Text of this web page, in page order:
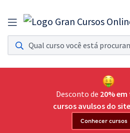
Assinatura Ilimitada 11
Acesso a todos os cursos. Teste grátis por 7 dias!
Assinatura OAB Até Passar
Acesso ilimitado a toda preparação para o
Desconto de 20%
cursos avulsos do site
Conhecer cursos